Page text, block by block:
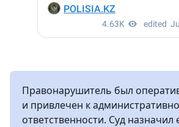
Правонарушитель был
и привлечен к
ответственности. Суд назначил